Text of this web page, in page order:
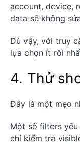
account, device,
data sẽ không
Dù vậy, với truy
lựa chọn ít rối
4. Thử
Đây là một mẹo
Một số filters yếu
chỉ kiểm tra